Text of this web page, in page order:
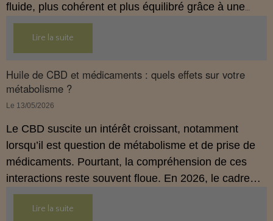
fluide, plus cohérent et plus équilibré grâce à une
hygiène de vie adaptée.
Lire la suite
Huile de CBD et médicaments : quels effets sur votre
métabolisme ?
Le 13/05/2026
Le CBD suscite un intérêt croissant, notamment
lorsqu’il est question de métabolisme et de prise de
médicaments. Pourtant, la compréhension de ces
interactions reste souvent floue. En 2026, le cadre
légal français impose des règles strictes : seuls les
usages externes du CBD sont autorisés. Cet article
Lire la suite